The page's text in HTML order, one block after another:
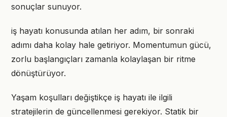
sonuçlar sunuyor.
iş hayatı konusunda atılan her adım, bir sonraki
adımı daha kolay hale getiriyor. Momentumun gücü,
zorlu başlangıçları zamanla kolaylaşan bir ritme
dönüştürüyor.
Yaşam koşulları değiştikçe iş hayatı ile ilgili
stratejilerin de güncellenmesi gerekiyor. Statik bir